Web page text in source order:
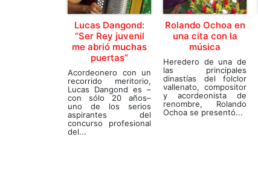
Lucas Dangond:
“Ser Rey juvenil
me abrió muchas
puertas”
Acordeonero con un
recorrido meritorio,
Lucas Dangond es –
con sólo 20 años–
uno de los serios
aspirantes del
concurso profesional
del...
Rolando Ochoa en
una cita con la
música
Heredero de una de
las principales
dinastías del folclor
vallenato, compositor
y acordeonista de
renombre, Rolando
Ochoa se presentó...